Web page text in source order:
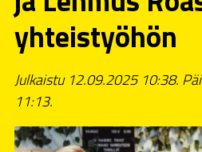
yhteistyöhön
Julkaistu 12.09.2025 10:38.
11:13.